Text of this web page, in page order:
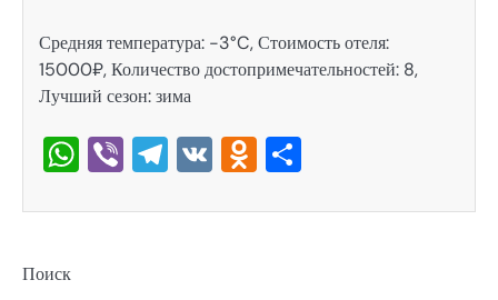
Средняя температура: -3°C, Стоимость отеля:
15000₽, Количество достопримечательностей: 8,
Лучший сезон: зима
WhatsApp
ViberTelegram
VKOdnoklassniki
Поиск